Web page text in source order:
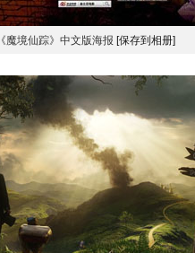
《魔境仙踪》中文版海报 [保存到相册]